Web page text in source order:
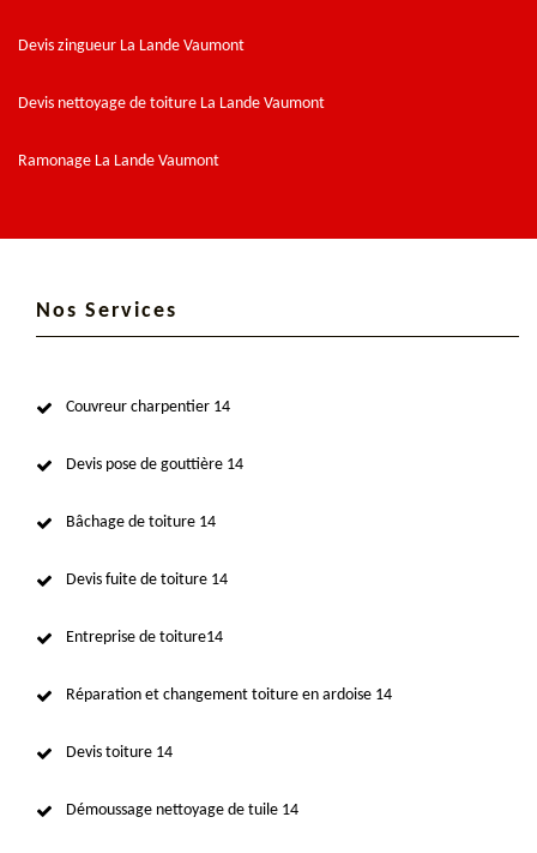
Devis zingueur La Lande Vaumont
Devis nettoyage de toiture La Lande Vaumont
Ramonage La Lande Vaumont
Nos Services
Couvreur charpentier 14
Devis pose de gouttière 14
Bâchage de toiture 14
Devis fuite de toiture 14
Entreprise de toiture14
Réparation et changement toiture en ardoise 14
Devis toiture 14
Démoussage nettoyage de tuile 14